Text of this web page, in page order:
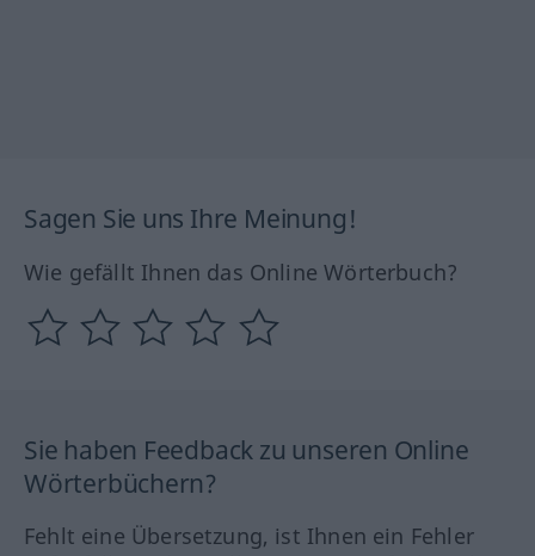
Sagen Sie uns Ihre Meinung!
Wie gefällt Ihnen das Online Wörterbuch?
Sie haben Feedback zu unseren Online
Wörterbüchern?
Fehlt eine Übersetzung, ist Ihnen ein Fehler